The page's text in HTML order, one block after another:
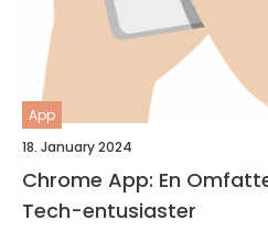
App
18. January 2024
Chrome App: En
Tech-entusiaster